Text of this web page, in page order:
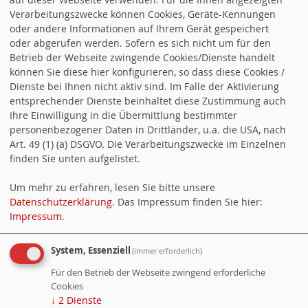
zur Sicherung von Standort und
Arbeitsplätzen
24.07.2026 SPD-Fraktion zum Rückzug der
BASF aus der Wohnungsvermarktung
16.07.2026 Kommunen benötigen
verlässliche Finanzierung
16.06.2026 SPD gratuliert Barbara Baur zum
80. Geburtstag
29.04.2026 Zugang zum Freibad erleichtern
Besucher:
3138456
Heute:
Verarbeitungszwecke können Cookies, Geräte-Kennungen
oder andere Informationen auf Ihrem Gerät gespeichert
oder abgerufen werden. Sofern es sich nicht um für den
Betrieb der Webseite zwingende Cookies/Dienste handelt
können Sie diese hier konfigurieren, so dass diese Cookies /
Dienste bei Ihnen nicht aktiv sind. Im Falle der Aktivierung
entsprechender Dienste beinhaltet diese Zustimmung auch
Ihre Einwilligung in die Übermittlung bestimmter
personenbezogener Daten in Drittländer, u.a. die USA, nach
Art. 49 (1) (a) DSGVO. Die Verarbeitungszwecke im Einzelnen
finden Sie unten aufgelistet.
Um mehr zu erfahren, lesen Sie bitte unsere
Datenschutzerklärung. Das Impressum finden Sie hier:
Impressum.
System, Essenziell (immer erforderlich)
Für den Betrieb der Webseite zwingend erforderliche
Cookies
↓ 2 Dienste